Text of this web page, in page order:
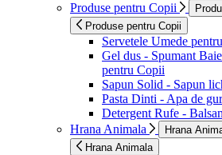
Produse pentru Copii
Produse pentru Copii
Servetele Umede
Gel dus - Spumant
pentru Copii
Sapun Solid - Sapun
Pasta Dinti - Apa de
Detergent Rufe -
Hrana Animala
Hrana
Hrana Animala